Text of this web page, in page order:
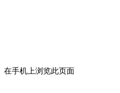
在手机上浏览此页面